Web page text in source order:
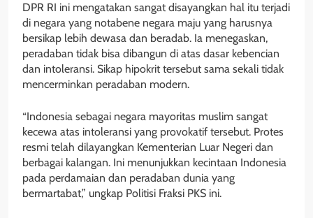
DPR RI ini mengatakan sangat disayangkan hal itu terjadi
di negara yang notabene negara maju yang harusnya
bersikap lebih dewasa dan beradab. Ia menegaskan,
peradaban tidak bisa dibangun di atas dasar kebencian
dan intoleransi. Sikap hipokrit tersebut sama sekali tidak
mencerminkan peradaban modern.
“Indonesia sebagai negara mayoritas muslim sangat
kecewa atas intoleransi yang provokatif tersebut. Protes
resmi telah dilayangkan Kementerian Luar Negeri dan
berbagai kalangan. Ini menunjukkan kecintaan Indonesia
pada perdamaian dan peradaban dunia yang
bermartabat,” ungkap Politisi Fraksi PKS ini.